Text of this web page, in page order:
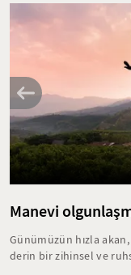
Manevi
Günümüzün hızla
derin bir zihinsel ve